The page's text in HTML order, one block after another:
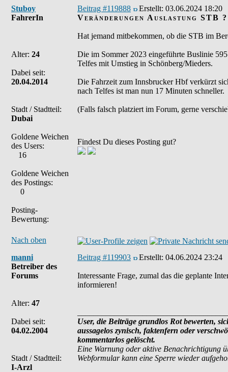
Stuboy
FahrerIn
Alter: 24
Dabei seit:
20.04.2014
Stadt / Stadtteil:
Dubai
Goldene Weichen
des Users:
16
Goldene Weichen
des Postings:
0
Posting-
Bewertung:
Beitrag #119888 Erstellt: 03.06.2024 18:20
Veränderungen Auslastung STB
Hat jemand mitbekommen, ob die STB im
Die im Sommer 2023 eingeführte Buslinie
Telfes mit Umstieg in Schönberg/Mieders.
Die Fahrzeit zum Innsbrucker Hbf verkürzt
nach Telfes ist man nun 17 Minuten schneller.
(Falls falsch platziert im Forum, gerne
Findest Du dieses Posting gut?
Nach oben
manni
Betreiber des
Forums
Alter: 47
Dabei seit:
04.02.2004
Stadt / Stadtteil:
I-Arzl
Beitrag #119903 Erstellt: 04.06.2024 23:24
Interessante Frage, zumal das die geplante
informieren!
User, die Beiträge grundlos Rot bewerten,
aussagelos zynisch, faktenfern oder
kommentarlos gelöscht.
Eine Warnung oder aktive Benachrichtigung
Webformular kann eine Sperre wieder